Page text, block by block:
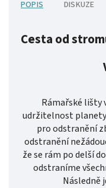
POPIS DISKUZE
Cesta od
Rámařské lišty
udržitelnost
pro odstranění
odstranění
že se rám po delší
odstraníme
Následně